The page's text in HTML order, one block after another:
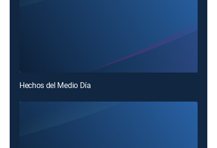
Hechos del Medio Día